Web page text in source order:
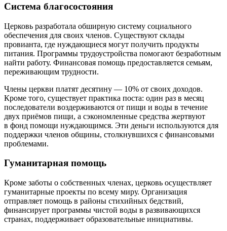
Система благосостояния
Церковь разработала обширную систему социального
обеспечения для своих членов. Существуют склады
провианта, где нуждающиеся могут получить продукты
питания. Программы трудоустройства помогают безработным
найти работу. Финансовая помощь предоставляется семьям,
переживающим трудности.
Члены церкви платят десятину — 10% от своих доходов.
Кроме того, существует практика поста: один раз в месяц
последователи воздерживаются от пищи и воды в течение
двух приёмов пищи, а сэкономленные средства жертвуют
в фонд помощи нуждающимся. Эти деньги используются для
поддержки членов общины, столкнувшихся с финансовыми
проблемами.
Гуманитарная помощь
Кроме заботы о собственных членах, церковь осуществляет
гуманитарные проекты по всему миру. Организация
отправляет помощь в районы стихийных бедствий,
финансирует программы чистой воды в развивающихся
странах, поддерживает образовательные инициативы.